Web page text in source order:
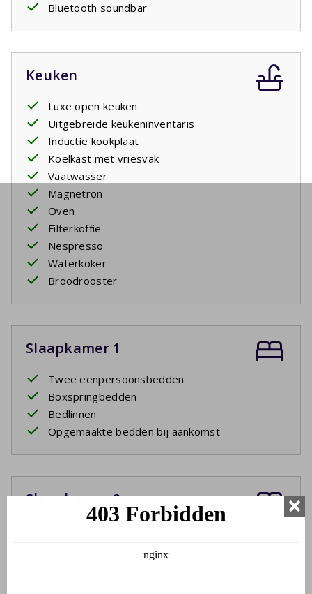
Bluetooth soundbar
Keuken
Luxe open keuken
Uitgebreide keukeninventaris
Inductie kookplaat
Koelkast met vriesvak
Vaatwasser
Magnetron
Oven
Filterkoffie
Nespresso
Waterkoker
Broodrooster
Slaapkamer 1
Twee eenpersoonsbedden
Boxspringbedden
Bedlinnen
Opgemaakte bedden bij aankomst
Slaapkamer 2